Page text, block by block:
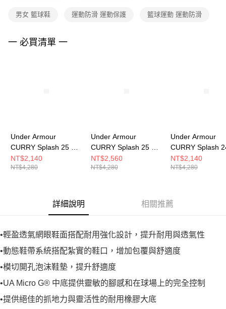
３．未成年的使用者請事先徵得法定代理人或監護人之同意方可使用
４．使用「AFTEE先享後付」時，將依據個別帳號之用戶狀況，依本公司即
男女 籃球鞋 運動防滑 運動保護 籃球運動 運動防滑
一 必買清單 一
Under Armour
CURRY Splash 25 AP
男女 籃球鞋 3028460-
001
NT$2,140
NT$4,280
Under Armour
CURRY Splash 25 AP
籃球鞋 男女 籃球鞋
3028460-004
NT$2,560
NT$4,280
Under Armour
CURRY Splash
SDE 男女 籃球鞋
3028193-100
NT$2,140
NT$4,280
詳細說明 相關推薦
•輕盈透氣網眼鞋面搭配耐用強化設計，提升耐用與透氣性
•動態鞋帶系統搭配紮實的鞋口，增加包覆與舒適度
•模切開孔泡沫鞋墊，提升舒適度
•UA Micro G® 中底提供靈敏的腳感和在球場上的完全控制
•提供絕佳的抓地力與靈活性的耐用橡膠大底